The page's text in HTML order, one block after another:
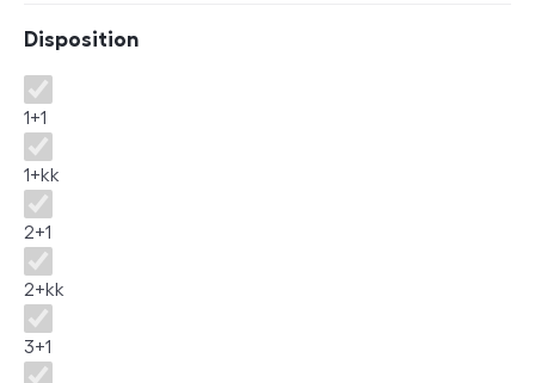
Disposition
Disposition
1+1
1+kk
2+1
2+kk
3+1